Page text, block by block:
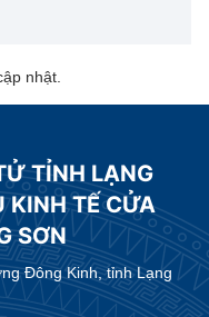
nhật.
TỈNH LẠNG
KINH TẾ CỬA
SƠN
Đông Kinh, tỉnh Lạng